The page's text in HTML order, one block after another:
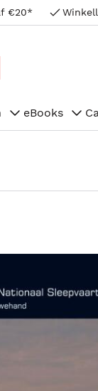
€20*
eBooks